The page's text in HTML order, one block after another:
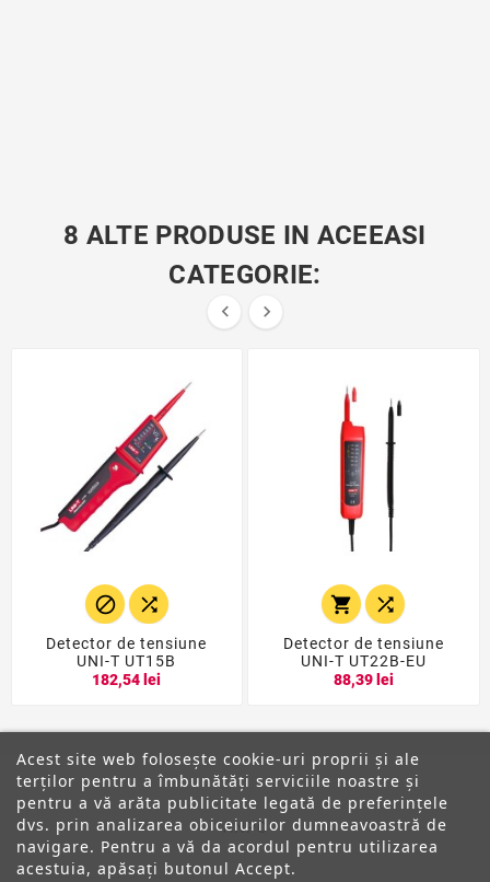
8 ALTE PRODUSE IN ACEEASI
CATEGORIE:
 
 
Detector de tensiune
UNI-T UT15B
182,54 lei
 
Detector de tensiune
UNI-T UT22B-EU
88,39 lei
ANPC
Acest site web folosește cookie-uri proprii și ale
terților pentru a îmbunătăți serviciile noastre și
pentru a vă arăta publicitate legată de preferințele
dvs. prin analizarea obiceiurilor dumneavoastră de
navigare. Pentru a vă da acordul pentru utilizarea
acestuia, apăsați butonul Accept.